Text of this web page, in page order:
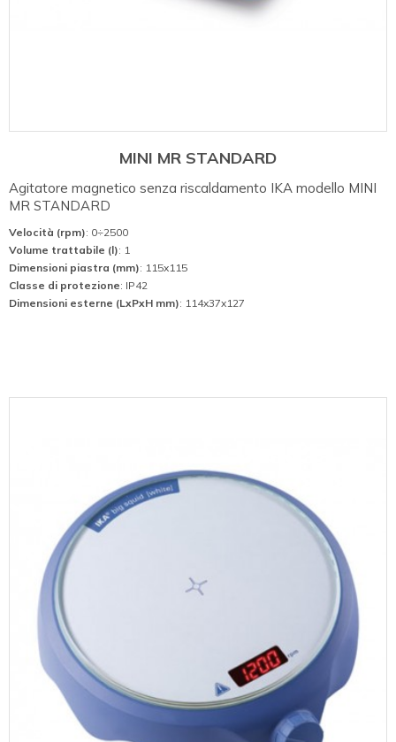
MINI MR STANDARD
Agitatore magnetico senza riscaldamento IKA modello MINI
MR STANDARD
Velocità (rpm): 0÷2500
Volume trattabile (l): 1
Dimensioni piastra (mm): 115x115
Classe di protezione: IP42
Dimensioni esterne (LxPxH mm): 114x37x127